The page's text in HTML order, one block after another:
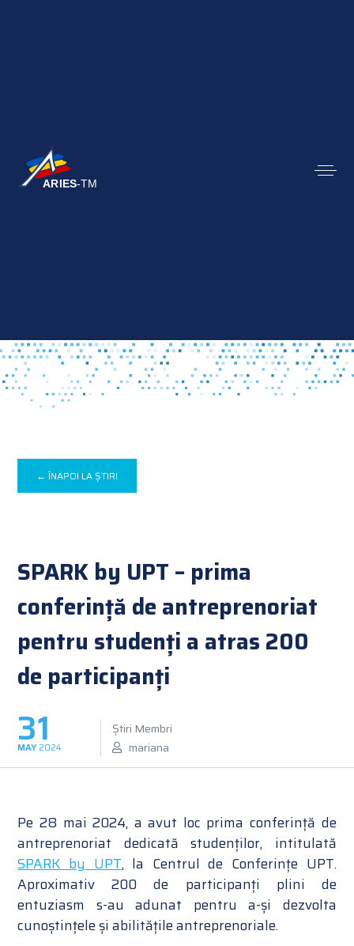
← ÎNAPOI LA ȘTIRI
SPARK by UPT – prima
conferință de antreprenoriat
pentru studenți a atras 200
de participanți
31
MAY 2024
Știri Membri
mariana
Pe 28 mai 2024, a avut loc prima conferință de
antreprenoriat dedicată studenților, intitulată
SPARK by UPT, la Centrul de Conferințe UPT.
Aproximativ 200 de participanți plini de
entuziasm s-au adunat pentru a-și dezvolta
cunoștințele și abilitățile antreprenoriale.